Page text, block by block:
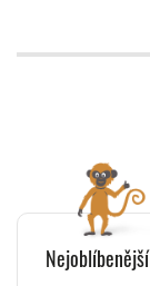
Nejoblíbenější